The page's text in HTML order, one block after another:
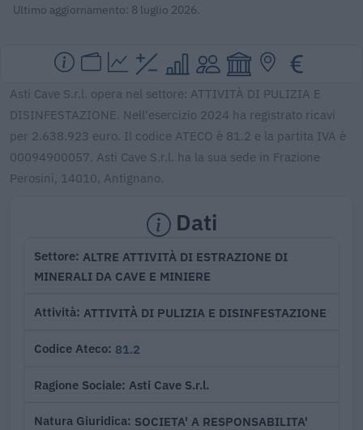
Ultimo aggiornamento: 8 luglio 2026.
Asti Cave S.r.l. opera nel settore: ATTIVITÀ DI PULIZIA E
DISINFESTAZIONE. Nell'esercizio 2024 ha registrato ricavi
per 2.638.923 euro. Il codice ATECO è 81.2 e la partita IVA è
00094900057. Asti Cave S.r.l. ha la sua sede in Frazione
Perosini, 14010, Antignano.
Dati
Settore ALTRE ATTIVITÀ DI ESTRAZIONE DI
MINERALI DA CAVE E MINIERE
Attività ATTIVITÀ DI PULIZIA E DISINFESTAZIONE
Codice Ateco 81.2
Ragione Sociale Asti Cave S.r.l.
Natura Giuridica SOCIETA' A RESPONSABILITA'